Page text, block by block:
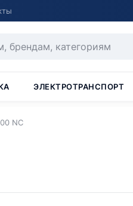
ЭЛЕКТРОТРАНСПОРТ
NC